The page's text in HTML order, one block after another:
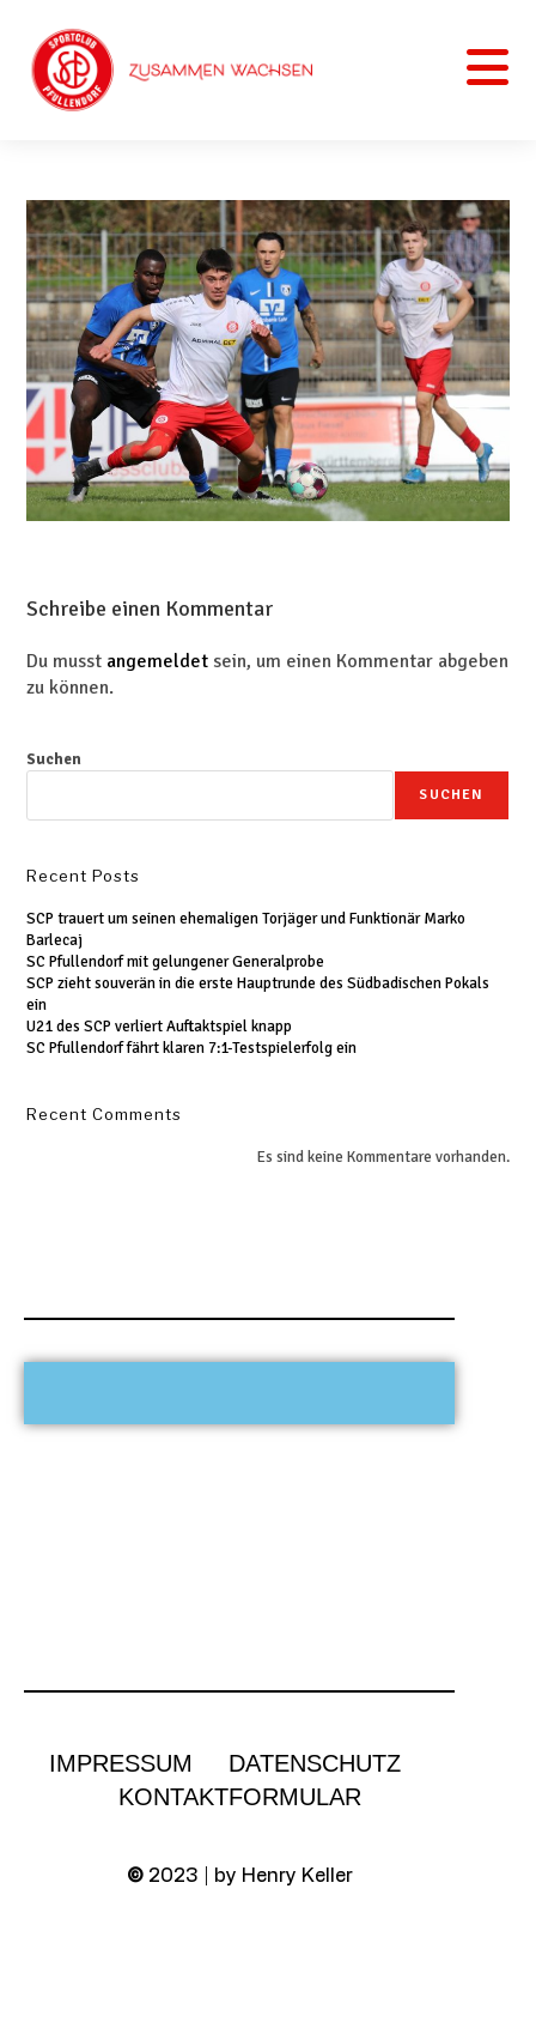
Schreibe einen Kommentar
Du musst angemeldet sein, um einen Kommentar abgeben
zu können.
Suchen
SUCHEN
Recent Posts
SCP trauert um seinen ehemaligen Torjäger und Funktionär Marko
Barlecaj
SC Pfullendorf mit gelungener Generalprobe
SCP zieht souverän in die erste Hauptrunde des Südbadischen Pokals
ein
U21 des SCP verliert Auftaktspiel knapp
SC Pfullendorf fährt klaren 7:1-Testspielerfolg ein
Recent Comments
Es sind keine Kommentare vorhanden.
IMPRESSUM
DATENSCHUTZ
KONTAKTFORMULAR
©2023 | by Henry Keller